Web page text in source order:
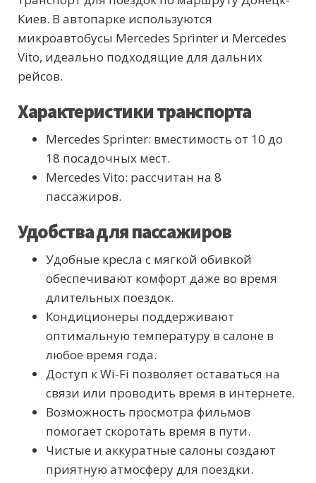
Киев. В автопарке используются
микроавтобусы Mercedes Sprinter и Mercedes
Vito, идеально подходящие для дальних
рейсов.
Характеристики транспорта
Mercedes Sprinter: вместимость от 10 до
18 посадочных мест.
Mercedes Vito: рассчитан на 8
пассажиров.
Удобства для пассажиров
Удобные кресла с мягкой обивкой
обеспечивают комфорт даже во время
длительных поездок.
Кондиционеры поддерживают
оптимальную температуру в салоне в
любое время года.
Доступ к Wi-Fi позволяет оставаться на
связи или проводить время в интернете.
Возможность просмотра фильмов
помогает скоротать время в пути.
Чистые и аккуратные салоны создают
приятную атмосферу для поездки.